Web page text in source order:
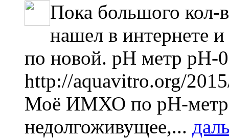
Пока большого кол-
нашел в интернете
по новой. pH метр pH-
http://aquavitro.org/
Моё ИМХО по рН-
недолгоживущее,...